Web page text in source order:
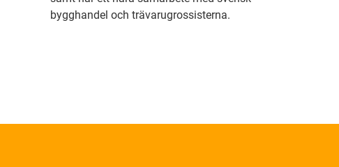
bygghandel och trävarugrossisterna.